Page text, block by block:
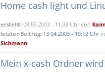
Home cash light und
erstellt: 08.03.2003 - 11:33 Uhr von
letzter Beitrag: 13.04.2003 - 19:12 Uhr
Sichmann
Mein x-cash Ordner